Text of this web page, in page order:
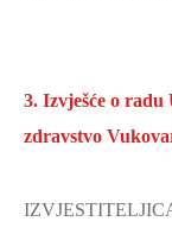
3. Izvješće o
zdravstvo